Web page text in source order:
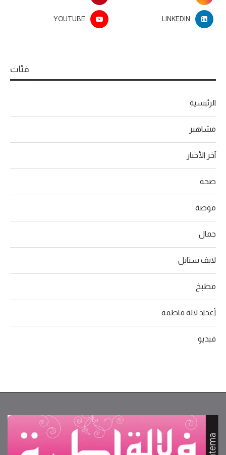
LINKEDIN
YOUTUBE
فئات
الرئيسية
مشاهير
آخر الأخبار
صحة
موضة
جمال
لايف ستايل
مطبخ
أعداد لالة فاطمة
فيديو